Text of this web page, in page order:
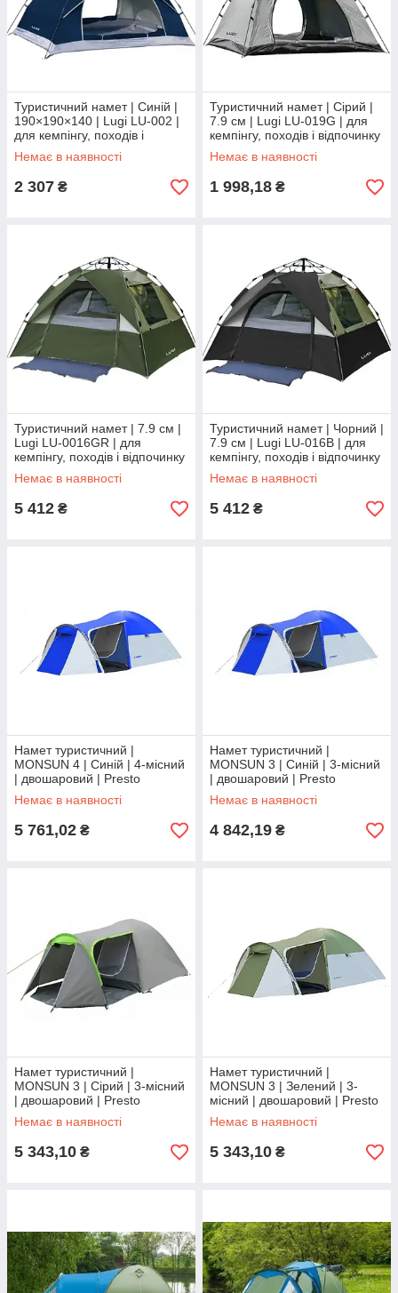
Туристичний намет | Синій |
190×190×140 | Lugi LU-002 |
для кемпінгу, походів і
відпочинку на природі
Немає в наявності
2 307 ₴
Туристичний намет | Сірий |
7.9 см | Lugi LU-019G | для
кемпінгу, походів і відпочинку
на природі
Немає в наявності
1 998,18 ₴
Туристичний намет | 7.9 см |
Lugi LU-0016GR | для
кемпінгу, походів і відпочинку
на природі
Немає в наявності
5 412 ₴
Туристичний намет | Чорний |
7.9 см | Lugi LU-016B | для
кемпінгу, походів і відпочинку
на природі
Немає в наявності
5 412 ₴
Намет туристичний |
MONSUN 4 | Синій | 4-місний
| двошаровий | Presto
MONSUN 4 | для кемпінгу та
трекінгу
Немає в наявності
5 761,02 ₴
Намет туристичний |
MONSUN 3 | Синій | 3-місний
| двошаровий | Presto
MONSUN 3 | для кемпінгу та
трекінгу
Немає в наявності
4 842,19 ₴
Намет туристичний |
MONSUN 3 | Сірий | 3-місний
| двошаровий | Presto
MONSUN 3 | для кемпінгу та
трекінгу
Немає в наявності
5 343,10 ₴
Намет туристичний |
MONSUN 3 | Зелений | 3-
місний | двошаровий | Presto
MONSUN 3 | для кемпінгу та
трекінгу
Немає в наявності
5 343,10 ₴